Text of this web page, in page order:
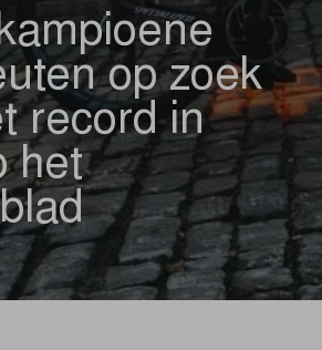
op zoek
record in
het